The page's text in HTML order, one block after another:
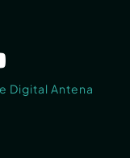
Digital Antena